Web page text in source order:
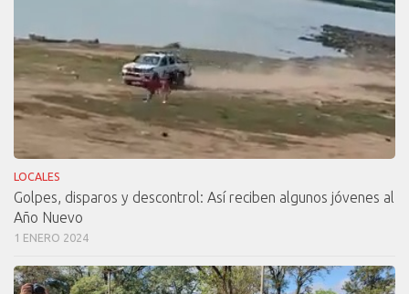
LOCALES
Golpes, disparos y descontrol: Así reciben algunos jóvenes al
Año Nuevo
1 ENERO 2024